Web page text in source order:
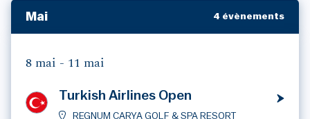
Mai 4 évènements
8 mai - 11 mai
Turkish Airlines Open
REGNUM CARYA GOLF & SPA RESORT